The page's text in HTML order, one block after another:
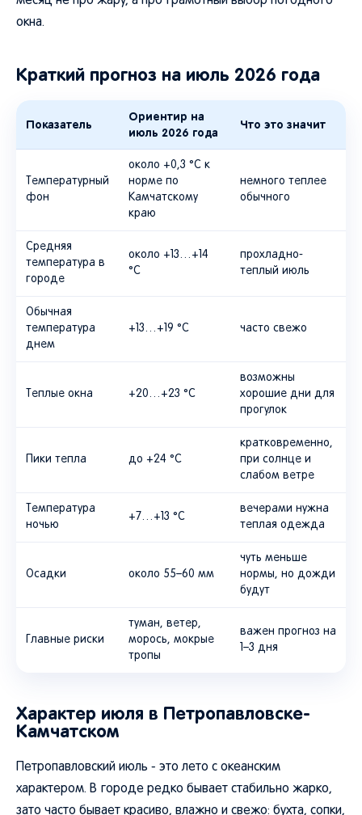
окна.
Краткий прогноз на июль 2026 года
Показатель
Ориентир на
июль 2026 года
Что это значит
Температурный
фон
около +0,3 °C к
норме по
Камчатскому
краю
немного теплее
обычного
Средняя
температура в
городе
около +13…+14
°C
прохладно-
теплый июль
Обычная
температура
днем
+13…+19 °C часто свежо
Теплые окна +20…+23 °C
возможны
хорошие дни для
прогулок
Пики тепла до +24 °C
кратковременно,
при солнце и
слабом ветре
Температура
ночью
+7…+13 °C
вечерами нужна
теплая одежда
Осадки около 55–60 мм
чуть меньше
нормы, но дожди
будут
Главные риски
туман, ветер,
морось, мокрые
тропы
важен прогноз на
1–3 дня
Характер июля в Петропавловске-
Камчатском
Петропавловский июль - это лето с океанским
характером. В городе редко бывает стабильно жарко,
зато часто бывает красиво, влажно и свежо: бухта, сопки,